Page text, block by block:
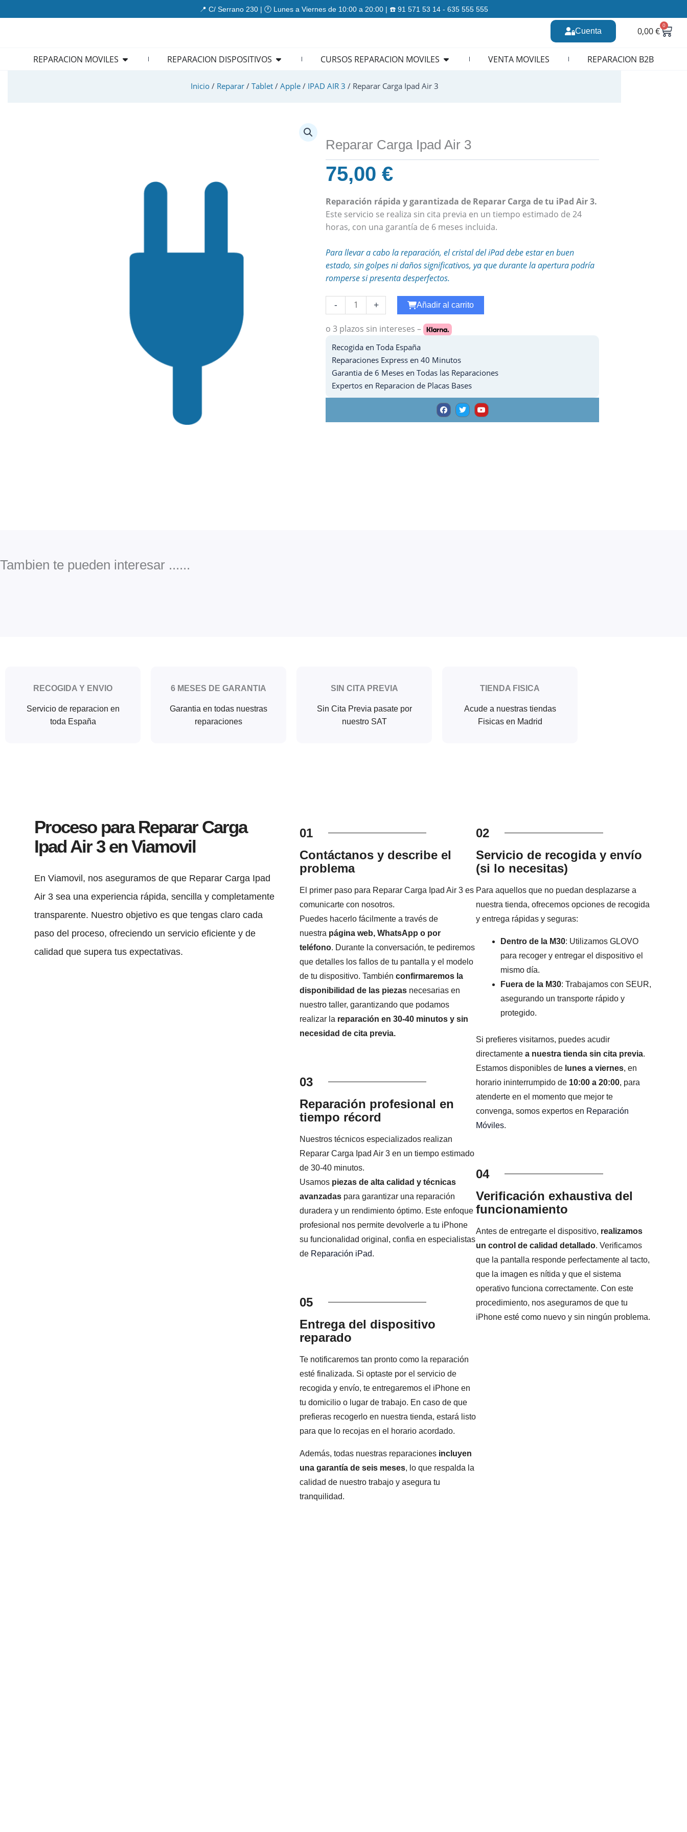
al
📍 C/ Serrano 230 | 🕐 Lunes a Viernes de 10:00 a 20:00 | ☎️ 91 571 53 14 - 635 555 555
Cuenta 0,00€
0
REPARACION MOVILES Open REPARACION MOVILES
REPARACION DISPOSITIVOS Open REPARACION DISPOSITIVOS
CURSOS REPARACION MOVILES Open CURSOS REPARACION MOVILES
VENTA MOVILES REPARACION B2B
Inicio/ Reparar/ Tablet/ Apple/ IPAD AIR 3 / Reparar Carga Ipad Air 3
Reparar Carga Ipad Air 3
75,00 €
Reparación rápida y garantizada de Reparar Carga de tu iPad Air 3.
Este servicio se realiza sin cita previa en un tiempo estimado de 24
horas, con una garantía de 6 meses incluida.
Para llevar a cabo la reparación, el cristal del iPad debe estar en buen
estado, sin golpes ni daños significativos, ya que durante la apertura podría
romperse si presenta desperfectos.
-
Reparar
WiFi
Ipad
2019
cantidad
+ Añadir al carrito
o 3 plazos sin intereses –
Recogida en Toda España
Reparaciones Express en 40 Minutos
Garantia de 6 Meses en Todas las Reparaciones
Expertos en Reparacion de Placas Bases
F
a
c
e
T
w
i
t
Y
o
u
t
Tambien te pueden interesar ......
RECOGIDA Y ENVIO
Servicio de reparacion en
toda España
6 MESES DE GARANTIA
Garantia en todas nuestras
reparaciones
SIN CITA PREVIA
Sin Cita Previa pasate por
nuestro SAT
TIENDA FISICA
Acude a nuestras tiendas
Fisicas en Madrid
Proceso para Reparar Carga
Ipad Air 3 en Viamovil
En Viamovil, nos aseguramos de que Reparar Carga Ipad
Air 3 sea una experiencia rápida, sencilla y completamente
transparente. Nuestro objetivo es que tengas claro cada
paso del proceso, ofreciendo un servicio eficiente y de
calidad que supera tus expectativas.
01
Contáctanos y describe el
problema
El primer paso para Reparar Carga Ipad Air 3 es
comunicarte con nosotros.
Puedes hacerlo fácilmente a través de
nuestra página web, WhatsApp o por
teléfono. Durante la conversación, te pediremos
que detalles los fallos de tu pantalla y el modelo
de tu dispositivo. También confirmaremos la
disponibilidad de las piezasnecesarias en
nuestro taller, garantizando que podamos
realizar la reparación en 30-40 minutos y sin
necesidad de cita previa.
03
Reparación profesional en
tiempo récord
Nuestros técnicos especializados realizan
Reparar Carga Ipad Air 3 en un tiempo estimado
de 30-40 minutos.
Usamos piezas de alta calidad y técnicas
avanzadaspara garantizar una reparación
duradera y un rendimiento óptimo. Este enfoque
profesional nos permite devolverle a tu iPhone
su funcionalidad original, confia en especialistas
de Reparación iPad.
05
Entrega del dispositivo
reparado
Te notificaremos tan pronto como la reparación
esté finalizada. Si optaste por el servicio de
recogida y envío, te entregaremos el iPhone en
tu domicilio o lugar de trabajo. En caso de que
prefieras recogerlo en nuestra tienda, estará listo
para que lo recojas en el horario acordado.
Además, todas nuestras reparaciones incluyen
una garantía de seis meses, lo que respalda la
calidad de nuestro trabajo y asegura tu
tranquilidad.
02
Servicio de recogida y envío
(si lo necesitas)
Para aquellos que no puedan desplazarse a
nuestra tienda, ofrecemos opciones de recogida
y entrega rápidas y seguras:
Dentro de la M30: Utilizamos GLOVO
para recoger y entregar el dispositivo el
mismo día.
Fuera de la M30: Trabajamos con SEUR,
asegurando un transporte rápido y
protegido.
Si prefieres visitarnos, puedes acudir
directamentea nuestra tienda sin cita previa.
Estamos disponibles de lunes a viernes, en
horario ininterrumpido de 10:00 a 20:00, para
atenderte en el momento que mejor te
convenga, somos expertos en Reparación
Móviles.
04
Verificación exhaustiva del
funcionamiento
Antes de entregarte el dispositivo, realizamos
un control de calidad detallado. Verificamos
que la pantalla responde perfectamente al tacto,
que la imagen es nítida y que el sistema
operativo funciona correctamente. Con este
procedimiento, nos aseguramos de que tu
iPhone esté como nuevo y sin ningún problema.